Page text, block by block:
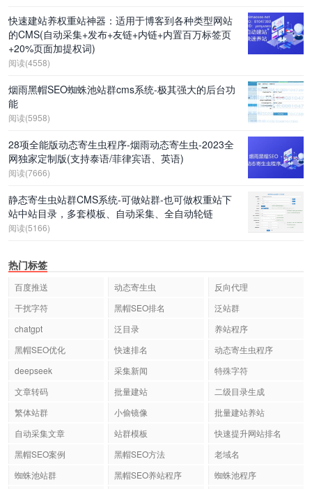
快速建站养权重站神器：适用于博客到各种类型网站
的CMS(自动采集+发布+友链+内链+内置百万标签页
+20%页面加提权词)
阅读(4558)
烟雨黑帽SEO蜘蛛池站群cms系统-极其强大的后台功
能
阅读(5958)
28项全能版动态寄生虫程序-烟雨动态寄生虫-2023全
网独家定制版(支持泰语/菲律宾语、英语)
阅读(7666)
静态寄生虫站群CMS系统-可做站群-也可做权重站下
站中站目录，多套模板、自动采集、全自动轮链
阅读(5166)
热门标签
百度推送 动态寄生虫
反向代理
干扰字符
黑帽SEO排名
泛站群
chatgpt
泛目录
养站程序
黑帽SEO优化
快速排名
动态寄生虫程序
deepseek
采集新闻
特殊字符
文章转码
批量建站
二级目录生成
繁体站群
小偷镜像
批量建站养站
自动采集文章
站群模板
快速提升网站排名
黑帽SEO案例
黑帽SEO方法
老域名
蜘蛛池站群
黑帽SEO养站程序 蜘蛛池程序